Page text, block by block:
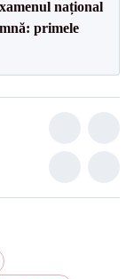
național
primele